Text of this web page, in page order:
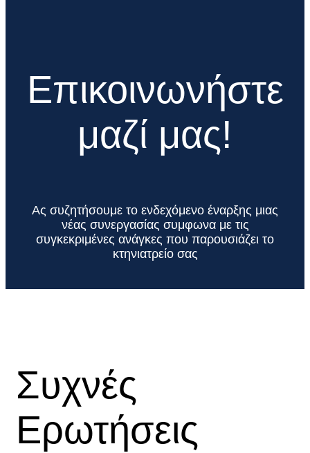
Eπικοινωνήστε
μαζί μας!
Ας συζητήσουμε το ενδεχόμενο έναρξης μιας
νέας συνεργασίας συμφωνα με τις
συγκεκριμένες ανάγκες που παρουσιάζει το
κτηνιατρείο σας
Συχνές
Ερωτήσεις